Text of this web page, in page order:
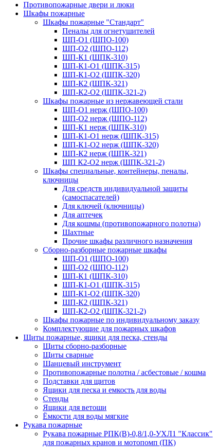
Противопожарные двери и люки
Шкафы пожарные
Шкафы пожарные "Стандарт"
Пеналы для огнетушителей
ШП-О1 (ШПО-100)
ШП-О2 (ШПО-112)
ШП-К1 (ШПК-310)
ШП-К1-О1 (ШПК-315)
ШП-К1-О2 (ШПК-320)
ШП-К2 (ШПК-321)
ШП-К2-О2 (ШПК-321-2)
Шкафы пожарные из нержавеющей стали
ШП-О1 нерж (ШПО-100)
ШП-О2 нерж (ШПО-112)
ШП-К1 нерж (ШПК-310)
ШП-К1-О1 нерж (ШПК-315)
ШП-К1-О2 нерж (ШПК-320)
ШП-К2 нерж (ШПК-321)
ШП К2-О2 нерж (ШПК-321-2)
Шкафы специальные, контейнеры, пеналы,
ключницы
Для средств индивидуальной защиты
(самоспасателей)
Для ключей (ключницы)
Для аптечек
Для кошмы (противопожарного полотна)
Шахтные
Прочие шкафы различного назначения
Сборно-разборные пожарные шкафы
ШП-О1 (ШПО-100)
ШП-О2 (ШПО-112)
ШП-К1 (ШПК-310)
ШП-К1-О1 (ШПК-315)
ШП-К1-О2 (ШПК-320)
ШП-К2 (ШПК-321)
ШП-К2-О2 (ШПК-321-2)
Шкафы пожарные по индивидуальному заказу
Комплектующие для пожарных шкафов
Щиты пожарные, ящики для песка, стенды
Щиты сборно-разборные
Щиты сварные
Шанцевый инструмент
Противопожарные полотна / асбестовые / кошма
Подставки для щитов
Ящики для песка и емкость для воды
Стенды
Ящики для ветоши
Ёмкости для воды мягкие
Рукава пожарные
Рукава пожарные РПК(В)-0,8/1,0-УХЛ1 "Классик"
для пожарных кранов и мотопомп (ПК)